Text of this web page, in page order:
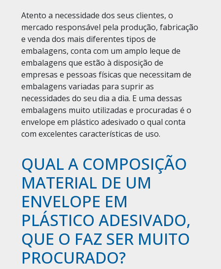
Atento a necessidade dos seus clientes, o
mercado responsável pela produção, fabricação
e venda dos mais diferentes tipos de
embalagens, conta com um amplo leque de
embalagens que estão à disposição de
empresas e pessoas físicas que necessitam de
embalagens variadas para suprir as
necessidades do seu dia a dia. E uma dessas
embalagens muito utilizadas e procuradas é o
envelope em plástico adesivado o qual conta
com excelentes características de uso.
QUAL A COMPOSIÇÃO
MATERIAL DE UM
ENVELOPE EM
PLÁSTICO ADESIVADO,
QUE O FAZ SER MUITO
PROCURADO?